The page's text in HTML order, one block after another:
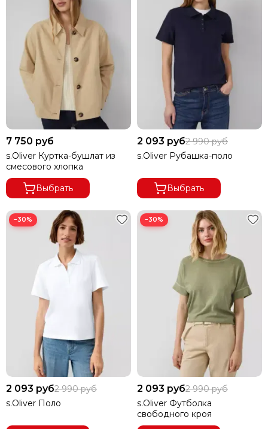
7 750 руб
s.Oliver Куртка-бушлат из
смесового хлопка
Выбрать
2 093 руб2 990 руб
s.Oliver Рубашка-поло
Выбрать
−30%
2 093 руб2 990 руб
s.Oliver Поло
−30%
2 093 руб2 990 руб
s.Oliver Футболка
свободного кроя